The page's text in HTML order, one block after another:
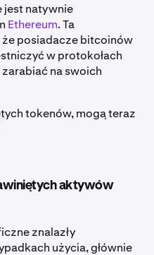
jest natywnie
Ethereum. Ta
posiadacze bitcoinów
w protokołach
zarabiać na swoich
tokenów, mogą teraz
aktywów
znalazły
użycia, głównie